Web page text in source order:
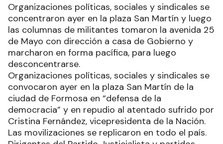
Organizaciones políticas, sociales y sindicales se
concentraron ayer en la plaza San Martín y luego
las columnas de militantes tomaron la avenida 25
de Mayo con dirección a casa de Gobierno y
marcharon en forma pacífica, para luego
desconcentrarse.
Organizaciones políticas, sociales y sindicales se
convocaron ayer en la plaza San Martín de la
ciudad de Formosa en “defensa de la
democracia” y en repudio al atentado sufrido por
Cristina Fernández, vicepresidenta de la Nación.
Las movilizaciones se replicaron en todo el país.